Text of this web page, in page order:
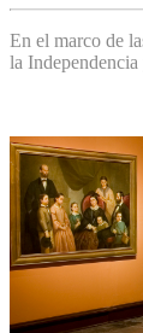
En el marco de
la